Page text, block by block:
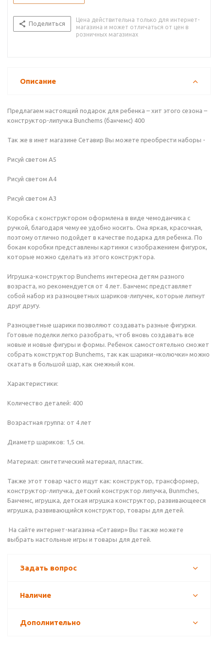
Поделиться
Цена действительна только для интернет-
магазина и может отличаться от цен в
розничных магазинах
Описание
Предлагаем настоящий подарок для ребенка – хит этого сезона –
конструктор-липучка Bunchems (банчемс) 400
Так же в инет магазине Сетавир Вы можете преобрести наборы -
Рисуй светом А5
Рисуй светом А4
Рисуй светом А3
Коробка с конструктором оформлена в виде чемоданчика с
ручкой, благодаря чему ее удобно носить. Она яркая, красочная,
поэтому отлично подойдет в качестве подарка для ребенка. По
бокам коробки представлены картинки с изображением фигурок,
которые можно сделать из этого конструктора.
Игрушка-конструктор Bunchems интересна детям разного
возраста, но рекомендуется от 4 лет. Банчемс представляет
собой набор из разноцветных шариков-липучек, которые липнут
друг другу.
Разноцветные шарики позволяют создавать разные фигурки.
Готовые поделки легко разобрать, чтоб вновь создавать все
новые и новые фигуры и формы. Ребенок самостоятельно сможет
собрать конструктор Bunchems, так как шарики-«колючки» можно
скатать в большой шар, как снежный ком.
Характеристики:
Количество деталей: 400
Возрастная группа: от 4 лет
Диаметр шариков: 1,5 см.
Материал: синтетический материал, пластик.
Также этот товар часто ищут как: конструктор, трансформер,
конструктор-липучка, детский конструктор липучка, Bunmches,
Банчемс, игрушка, детская игрушка конструктор, развивающееся
игрушка, развивающийся конструктор, товары для детей.
На сайте интернет-магазина «Сетавир» Вы также можете
выбрать настольные игры и товары для детей.
Задать вопрос
Наличие
Дополнительно